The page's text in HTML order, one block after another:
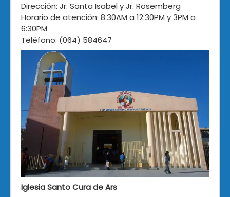
Dirección: Jr. Santa Isabel y Jr. Rosemberg
Horario de atención: 8:30AM a 12:30PM y 3PM a
6:30PM
Teléfono: (064) 584647
Iglesia Santo Cura de Ars